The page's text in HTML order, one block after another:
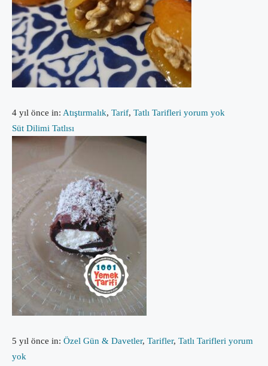
4 yıl önce in: Atıştırmalık, Tarif, Tatlı Tarifleri yorum yok
Süt Dilimi Tatlısı
5 yıl önce in: Özel Gün & Davetler, Tarifler, Tatlı Tarifleri yorum
yok